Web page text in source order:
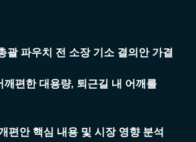
괄 파우치 전 소장 기소 결의안 가결
깨편한 대용량, 퇴근길 내 어깨를
편안 핵심 내용 및 시장 영향 분석